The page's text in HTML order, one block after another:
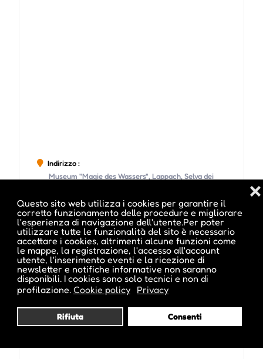
Questo sito web utilizza i cookies per garantire il
corretto funzionamento delle procedure e migliorare
l'esperienza di navigazione dell'utente.Per poter
utilizzare tutte le funzionalità del sito è necessario
accettare i cookies, altrimenti alcune funzioni come
le mappe, la registrazione, l'accesso all'account
utente, l'inserimento eventi e la ricezione di
newsletter e notifiche informative non saranno
disponibili. I cookies sono solo tecnici e non di
profilazione. Cookie policy Privacy
Rifiuta Consenti
❌
Indirizzo :
Museum "Magie des Wassers", Lappach, Selva dei
Date e orari evento :